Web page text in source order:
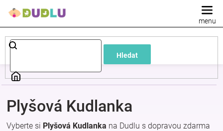
Hledat
Dětské
a
oblečení
Plyšová Kudlanka
Vyberte si Plyšová Kudlanka na Dudlu s dopravou zdarma